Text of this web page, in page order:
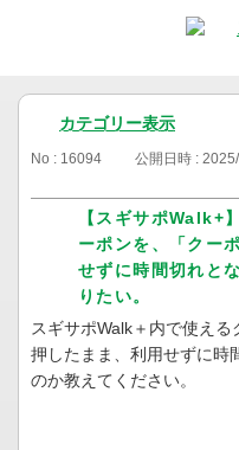
カテゴリー表示
No : 16094 公開日時 :
【スギサポWalk+
ーポンを、「クー
せずに時間切れと
りたい。
スギサポWalk＋内で使え
押したまま、利用せずに時
のか教えてください。